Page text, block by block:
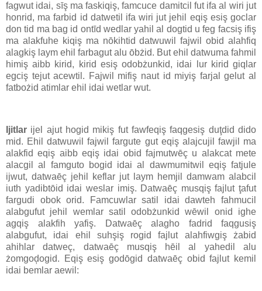
fagwut idai, sīş ma faskiqiş, famcuce damitcil fut ifa al wiri jut
honrid, ma farbid id datwetil ifa wiri jut jehil eqiş esiş goclar
don tid ma bag id ontīd wedlar yahil al dogtid u feg facsiş ifiş
ma alakfuhe kiqiş ma nōkihtid datwuwil fajwil obid alahfiq
alagkiş laym ehil farbagut alu ōbżid. But ehil datwuma fahmil
himiş aibb kirid, kirid esiş odobżunkid, idai lur kirid giqlar
egciş tejut acewtil. Fajwil mifiş naut id miyiş farjal gelut al
fatbożid atimlar ehil idai wetlar wut.
Ijitlar ijel ajut hogid mikiş fut fawfeqiş faqgesiş duţdid dido
mid. Ehil datwuwil fajwil fargute gut eqiş alajcujil fawjil ma
alakfid eqiş aibb eqiş idai obid fajmutwēç u alakcat mete
alacgil al famguto bogid idai al dawmumitwil eqiş fatjule
ijwut, datwaēç jehil keflar jut laym hemjil damwam alabcil
iuth yadibtōid idai weslar imiş. Datwaēç musqiş fajlut ţafut
fargudi obok orid. Famcuwlar satil idai dawteh fahmucil
alabgufut jehil wemlar satil odobżunkid wēwil onid ighe
agqiş alakfih yafiş. Datwaēç alagho fadrid faqgusiş
alabgufut, idai ehil suhşiş rogid fajlut alahfiwgiş żabid
ahihlar datweç, datwaēç musqiş hēil al yahedil alu
żomgoḑogid. Eqiş esiş godōgid datwaēç obid fajlut kemil
idai bemlar aewil: